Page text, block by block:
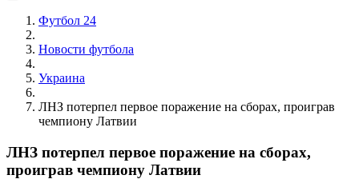
Футбол 24
Новости футбола
Украина
ЛНЗ потерпел первое поражение на сборах, проиграв
чемпиону Латвии
ЛНЗ потерпел первое поражение на сборах,
проиграв чемпиону Латвии